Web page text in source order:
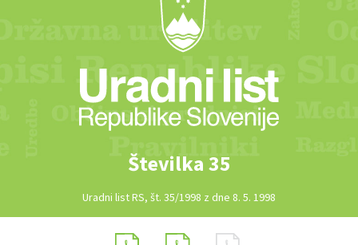
Številka 35
Uradni list RS, št. 35/1998 z dne 8. 5. 1998